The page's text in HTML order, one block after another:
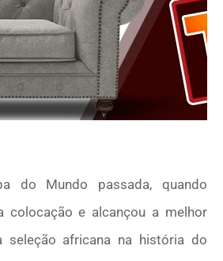
do Mundo passada, quando
colocação e alcançou a melhor
seleção africana na história do